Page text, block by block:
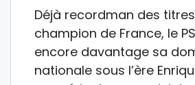
Déjà recordman des
champion de France, le
encore davantage sa
nationale sous l’ère